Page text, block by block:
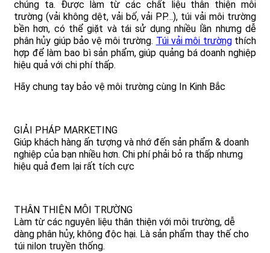
chúng ta. Được làm từ các chất liệu thân thiện môi
trường (vải không dệt, vải bố, vải PP…), túi vải môi trường
bền hơn, có thể giặt và tái sử dụng nhiều lần nhưng dễ
phân hủy giúp bảo vệ môi trường. Túi vải môi trườngthích
hợp để làm bao bì sản phẩm, giúp quảng bá doanh nghiệp
hiệu quả với chi phí thấp.
Hãy chung tay bảo vệ môi trường cùng In Kinh Bắc
GIẢI PHÁP MARKETING
Giúp khách hàng ấn tượng và nhớ đến sản phẩm & doanh
nghiệp của bạn nhiều hơn. Chi phí phải bỏ ra thấp nhưng
hiệu quả đem lại rất tích cực
THÂN THIỆN MÔI TRƯỜNG
Làm từ các nguyên liệu thân thiện với môi trường, dễ
dàng phân hủy, không độc hại. Là sản phẩm thay thế cho
túi nilon truyền thống.